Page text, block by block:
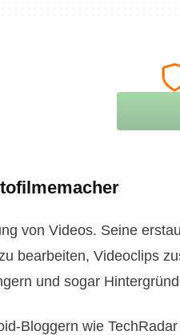
von Videos. Seine
bearbeiten, Videoclips
und sogar
Bloggern wie